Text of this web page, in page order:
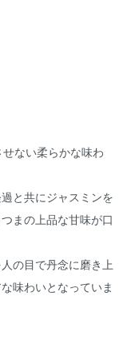
ない柔らかな味わ
と共にジャスミンを
まの上品な甘味が口
の目で丹念に磨き上
味わいとなっていま